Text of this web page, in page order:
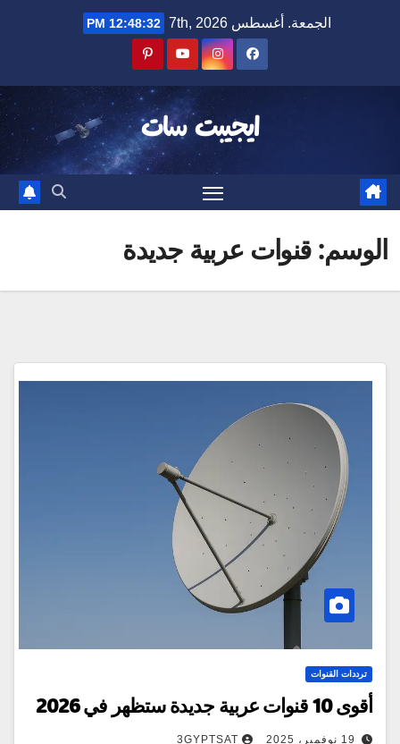
الجمعة. أغسطس 7th, 2026 12:48:32 PM
ايجيبت سات
الوسم:قنوات عربية جديدة
ترددات القنوات
أقوى 10 قنوات عربية جديدة ستظهر في 2026
19 نوفمبر، 2025 3GYPTSAT